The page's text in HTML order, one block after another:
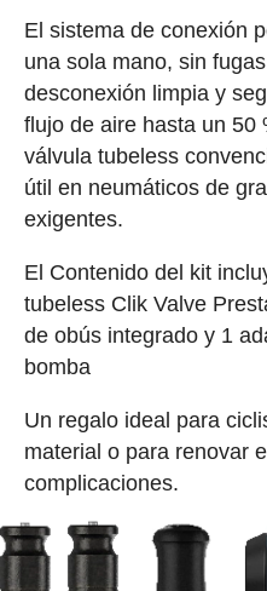
El sistema de conexión
una sola mano, sin
desconexión limpia y
flujo de aire hasta un 50
válvula tubeless
útil en neumáticos de
exigentes.
El Contenido del kit
tubeless Clik Valve
de obús integrado y 1
bomba
Un regalo ideal para
material o para renovar
complicaciones.